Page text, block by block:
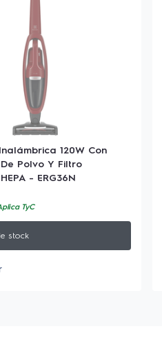
120W Con
Polvo Y Filtro
- ERG36N
TyC
stock